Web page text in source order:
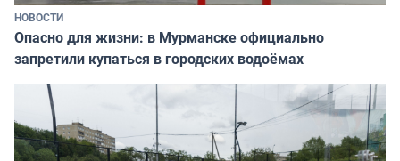
НОВОСТИ
Опасно для жизни: в Мурманске официально
запретили купаться в городских водоёмах